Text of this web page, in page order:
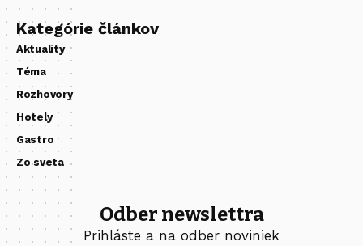
Kategórie článkov
Aktuality
Téma
Rozhovory
Hotely
Gastro
Zo sveta
Odber newslettra
Prihláste a na odber noviniek